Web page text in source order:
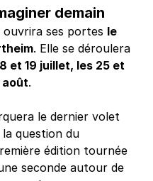
demain
ouvrira ses portes le
. Elle se déroulera
et 19 juillet, les 25 et
août.
le dernier volet
question du
édition tournée
seconde autour de